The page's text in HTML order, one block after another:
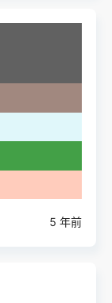
5 年前